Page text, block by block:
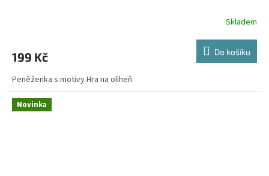
Skladem
199 Kč Do košíku
Peněženka s motivy Hra na oliheň
Novinka